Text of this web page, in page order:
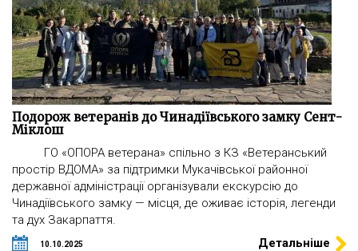
Подорож ветеранів до Чинадіївського замку Сент-
Міклош
ГО «ОПОРА ветерана» спільно з КЗ «Ветеранський
простір ВДОМА» за підтримки Мукачівської районної
державної адміністрації організували екскурсію до
Чинадіївського замку — місця, де оживає історія, легенди
та дух Закарпаття.
10.10.2025 Детальніше